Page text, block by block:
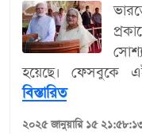
হয়েছে। ফেসবুকে
বিস্তারিত
২০২৫ জানুয়ারি ১৫